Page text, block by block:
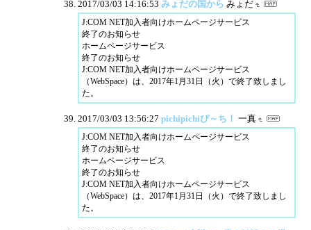
2017/03/03 14:16:53 みょだの国から みょだ
J:COM NET加入者向けホームページサービス
終了のお知らせ
ホームページサービス
終了のお知らせ
J:COM NET加入者向けホームページサービス
（WebSpace）は、2017年1月31日（火）で終了致しまし
た。
2017/03/03 13:56:27 pichipichiぴ～ち！ 一真
J:COM NET加入者向けホームページサービス
終了のお知らせ
ホームページサービス
終了のお知らせ
J:COM NET加入者向けホームページサービス
（WebSpace）は、2017年1月31日（火）で終了致しまし
た。